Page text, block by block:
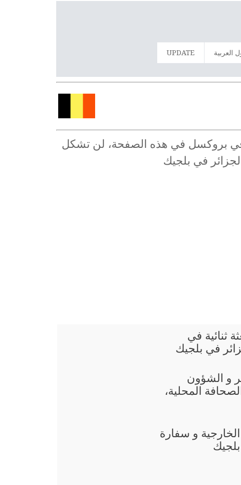
العربية UPDATE
في بروكسل في هذه الصفحة، لن تشكل
في بلجيك
ثنائية في
في بلجيك
و الشؤون
المحلية،
و سفارة
بلجيك